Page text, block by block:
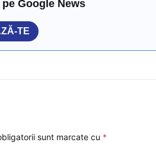
Google News
TE
sunt marcate cu *